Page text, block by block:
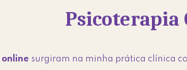
Psicoterapia
surgiram na minha prática clínica